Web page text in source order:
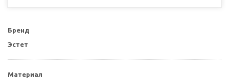
Бренд
Эстет
Материал